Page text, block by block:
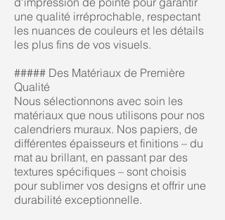
une qualité irréprochable, respectant
les nuances de couleurs et les détails
les plus fins de vos visuels.
##### Des Matériaux de Première
Qualité
Nous sélectionnons avec soin les
matériaux que nous utilisons pour nos
calendriers muraux. Nos papiers, de
différentes épaisseurs et finitions – du
mat au brillant, en passant par des
textures spécifiques – sont choisis
pour sublimer vos designs et offrir une
durabilité exceptionnelle.